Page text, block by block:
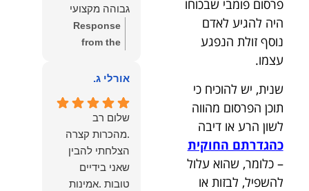
פרסום פומבי שבכוחו
היה להגיע לאדם
נוסף זולת הנפגע
עצמו.
שנית, יש להוכיח כי
תוכן הפרסום מהווה
לשון הרע או דיבה
כהגדרתם החוקית
– כלומר, שהוא עלול
להשפיל, לבזות או
הראשון. הרגשתי
שיש לי על מי
לסמוך, ואני
הלב לכל מי
שמחפש עורך דין
מקצועי, אמין
ומסור.
גבוהה מקצועי
ואמין.
Response
from the
הוא שלנו.
אורלי ג.
שלום רב
.מהכרות קצרה
הצלחתי להבין
שאני בידיים
טובות .אמינות